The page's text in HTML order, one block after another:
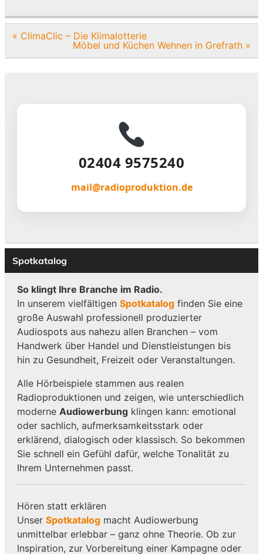
Beitragsnavigation
« ClimaClic – Die Klimalotterie
Möbel und Küchen Wehnen in Grefrath »
02404 9575240
mail@radioproduktion.de
Spotkatalog
So klingt Ihre Branche im Radio.
In unserem vielfältigen Spotkatalogfinden Sie eine
große Auswahl professionell produzierter
Audiospots aus nahezu allen Branchen – vom
Handwerk über Handel und Dienstleistungen bis
hin zu Gesundheit, Freizeit oder Veranstaltungen.
Alle Hörbeispiele stammen aus realen
Radioproduktionen und zeigen, wie unterschiedlich
moderne Audiowerbungklingen kann: emotional
oder sachlich, aufmerksamkeitsstark oder
erklärend, dialogisch oder klassisch. So bekommen
Sie schnell ein Gefühl dafür, welche Tonalität zu
Ihrem Unternehmen passt.
Hören statt erklären
Unser Spotkatalogmacht Audiowerbung
unmittelbar erlebbar – ganz ohne Theorie. Ob zur
Inspiration, zur Vorbereitung einer Kampagne oder